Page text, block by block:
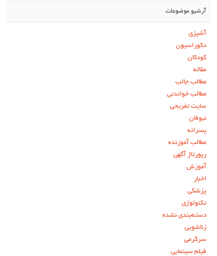
آرشیو موضوعات
آشپزی
دکوراسیون
کودکان
مقاله
مطالب جالب
مطالب خواندنی
سایت تفریحی
نیوفان
پسرانه
مطالب آموزنده
رپورتاژ آگهی
آموزش
اخبار
پزشکی
تکنولوژی
دسته‌بندی نشده
زناشویی
سرگرمی
فیلم سینمایی